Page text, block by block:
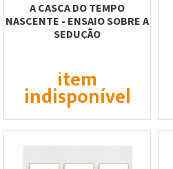
A CASCA DO TEMPO
NASCENTE - ENSAIO SOBRE A
SEDUÇÃO
item
indisponível